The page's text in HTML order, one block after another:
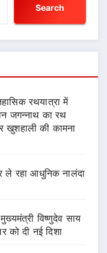
Search
रथयात्रा में
जगन्नाथ का रथ
खुशहाली की कामना
रहा आधुनिक नालंदा
विष्णुदेव साय
को दी नई दिशा